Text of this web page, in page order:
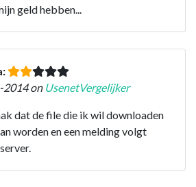
geld hebben...
2014 on UsenetVergelijker
dat de file die ik wil downloaden
worden en een melding volgt